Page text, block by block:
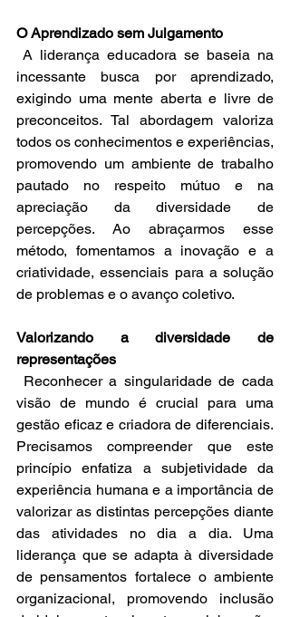
O Aprendizado sem Julgamento
A liderança educadora se baseia na
incessante busca por aprendizado,
exigindo uma mente aberta e livre de
preconceitos. Tal abordagem valoriza
todos os conhecimentos e experiências,
promovendo um ambiente de trabalho
pautado no respeito mútuo e na
apreciação da diversidade de
percepções. Ao abraçarmos esse
método, fomentamos a inovação e a
criatividade, essenciais para a solução
de problemas e o avanço coletivo.
Valorizando a diversidade de
representações
Reconhecer a singularidade de cada
visão de mundo é crucial para uma
gestão eficaz e criadora de diferenciais.
Precisamos compreender que este
princípio enfatiza a subjetividade da
experiência humana e a importância de
valorizar as distintas percepções diante
das atividades no dia a dia. Uma
liderança que se adapta à diversidade
de pensamentos fortalece o ambiente
organizacional, promovendo inclusão